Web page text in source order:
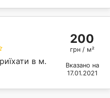
в м.
200
грн / м²
Вказано на
17.01.2021